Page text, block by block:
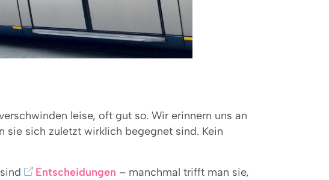
leise, oft gut so. Wir erinnern uns an
sie sich zuletzt wirklich begegnet sind. Kein
Entscheidungen – manchmal trifft man sie,